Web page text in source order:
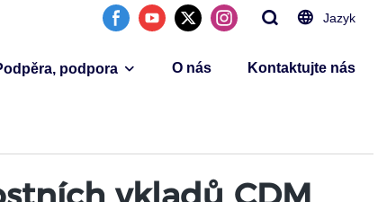
Jazyk
podpora O nás Kontaktujte nás